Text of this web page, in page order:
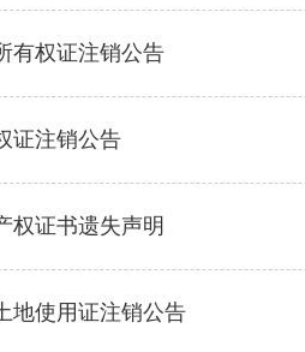
有权证注销公告
证注销公告
权证书遗失声明
地使用证注销公告